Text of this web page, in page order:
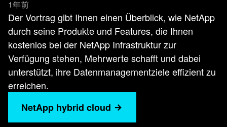
1年前
Der Vortrag gibt Ihnen einen Überblick, wie NetApp
durch seine Produkte und Features, die Ihnen
kostenlos bei der NetApp Infrastruktur zur
Verfügung stehen, Mehrwerte schafft und dabei
unterstützt, ihre Datenmanagementziele effizient zu
erreichen.
NetApp hybrid cloud